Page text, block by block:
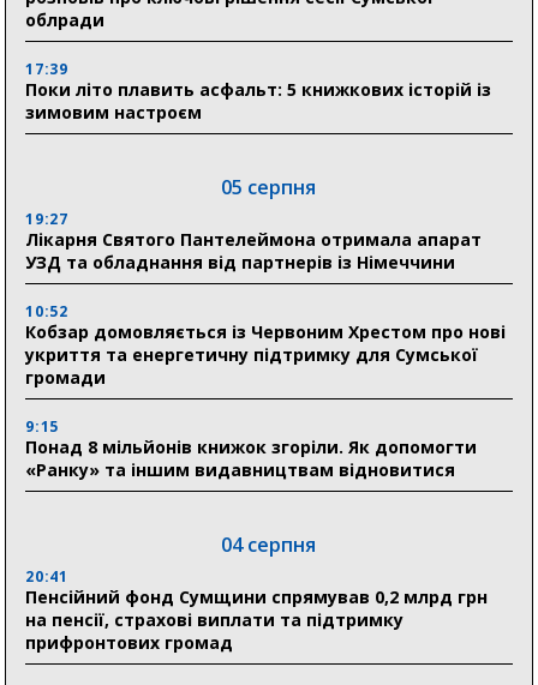
облради
17:39
Поки літо плавить асфальт: 5 книжкових історій із
зимовим настроєм
05 серпня
19:27
Лікарня Святого Пантелеймона отримала апарат
УЗД та обладнання від партнерів із Німеччини
10:52
Кобзар домовляється із Червоним Хрестом про нові
укриття та енергетичну підтримку для Сумської
громади
9:15
Понад 8 мільйонів книжок згоріли. Як допомогти
«Ранку» та іншим видавництвам відновитися
04 серпня
20:41
Пенсійний фонд Сумщини спрямував 0,2 млрд грн
на пенсії, страхові виплати та підтримку
прифронтових громад